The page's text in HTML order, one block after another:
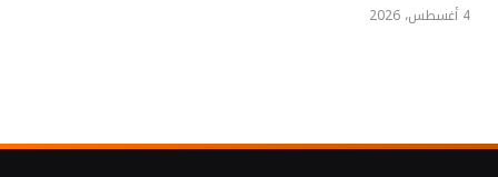
4 أغسطس، 2026